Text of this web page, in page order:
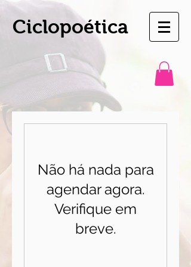
Ciclopoética
Não há nada para
agendar agora.
Verifique em
breve.